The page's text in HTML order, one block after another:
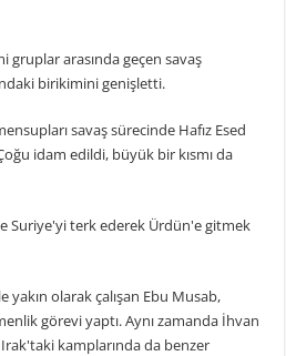
gruplar arasında geçen savaş
birikimini genişletti.
savaş sürecinde Hafız Esed
idam edildi, büyük bir kısmı da
Suriye'yi terk ederek Ürdün'e gitmek
yakın olarak çalışan Ebu Musab,
görevi yaptı. Aynı zamanda İhvan
kamplarında da benzer